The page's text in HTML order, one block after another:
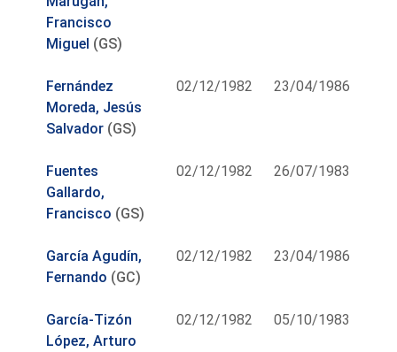
Francisco
Miguel (GS)
Fernández
Moreda, Jesús
Salvador (GS)
02/12/1982 23/04/1986
Fuentes
Gallardo,
Francisco (GS)
02/12/1982 26/07/1983
García Agudín,
Fernando (GC)
02/12/1982 23/04/1986
García-Tizón
López, Arturo
02/12/1982 05/10/1983